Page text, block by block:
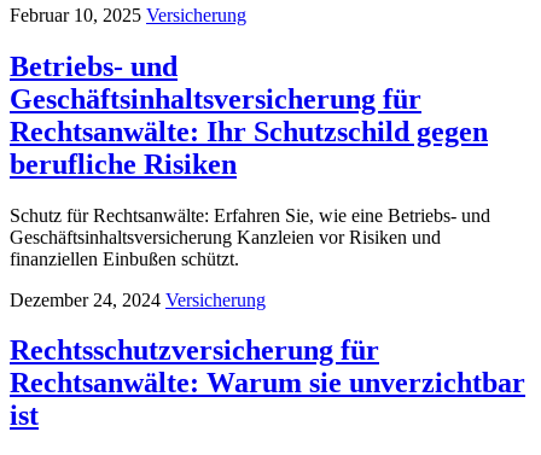
Februar 10, 2025 Versicherung
Betriebs- und
Geschäftsinhaltsversicherung für
Rechtsanwälte: Ihr Schutzschild gegen
berufliche Risiken
Schutz für Rechtsanwälte: Erfahren Sie, wie eine Betriebs- und
Geschäftsinhaltsversicherung Kanzleien vor Risiken und
finanziellen Einbußen schützt.
Dezember 24, 2024 Versicherung
Rechtsschutzversicherung für
Rechtsanwälte: Warum sie unverzichtbar
ist